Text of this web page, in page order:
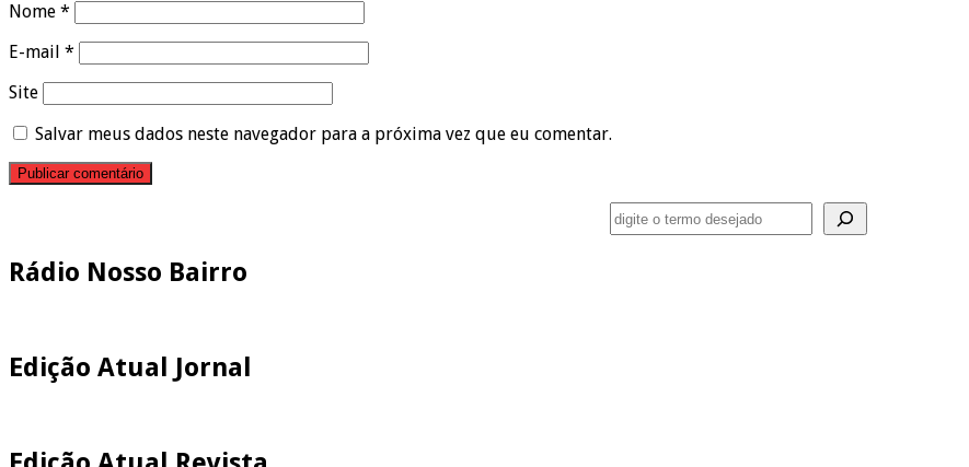
Nome *
E-mail *
Site
Salvar meus dados neste navegador para a próxima vez que eu comentar.
Rádio Nosso Bairro
Edição Atual Jornal